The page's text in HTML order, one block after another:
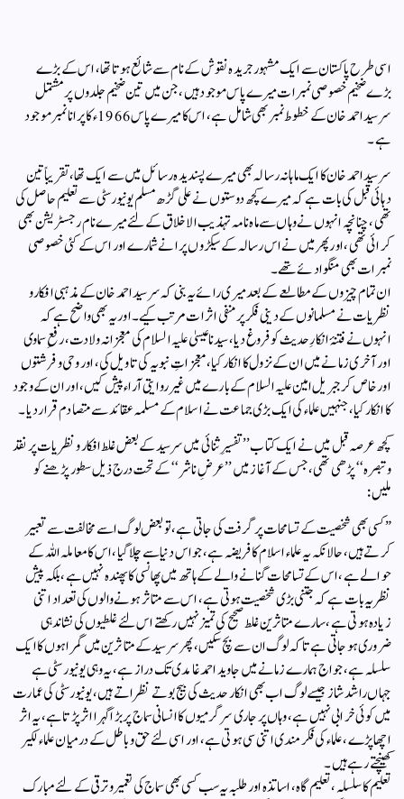
اسی طرح پاکستان سے ایک مشہور جریدہ نقوش کے نام سے شائع ہوتا تھا ، اس کے بڑے
بڑے ضخیم خصوصی نمبرات میرے پاس موجود ہیں ، جن میں تین ضخیم جلدوں پر مشتمل
سرسید احمد خان کے خطوط نمبر بھی شامل ہے ، اس کا میرے پاس 1966ء کا پرانا نمبر موجود
ہے ۔
سرسید احمد خان کا ایک ماہانہ رسالہ بھی میرے پسندیدہ رسائل میں سے ایک تھا ، تقریباً تین
دہائی قبل کی بات ہے کہ میرے کچھ دوستوں نے علی گڑھ مسلم یونیورسٹی سے تعلیم حاصل کی
تھی ، چنانچہ انہوں نے وہاں سے ماہ نامہ تہذیب الاخلاق کے لئے میرے نام رجسٹریشن بھی
کرائی تھی ، اور پھر میں نے اس رسالہ کے سیکڑوں پرانے شمارے اور اس کے کئی خصوصی
نمبرات بھی منگوا دئے تھے ۔
ان تمام چیزوں کے مطالعے کے بعد میری رائے یہ بنی کہ سرسید احمد خان کے مذہبی افکار و
نظریات نے مسلمانوں کے دینی فکر پر منفی اثرات مرتب کیے۔ اور یہ بھی واضح ہے کہ
انہوں نے فتنۂ انکارِ حدیث کو فروغ دیا، سیدنا عیسیٰ علیہ السلام کی معجزانہ ولادت، رفعِ سماوی
اور آخری زمانے میں ان کے نزول کا انکار کیا، معجزاتِ نبویہ کی تاویل کی، اور وحی و فرشتوں
اور خاص کر جبریل امین علیہ السلام کے بارے میں غیر روایتی آراء پیش کیں، اور ان کے وجود
کا انکار کیا ، جنہیں علماء کی ایک بڑی جماعت نے اسلام کے مسلمہ عقائد سے متصادم قرار دیا۔
کچھ عرصہ قبل میں نے ایک کتاب ’’تفسیرِ ثنائی میں سرسید کے بعض غلط افکار و نظریات پر نقد
و تبصرہ‘‘ پڑھی تھی ، جس کے آغاز میں ’’عرضِ ناشر‘‘ کے تحت درج ذیل سطور پڑھنے کو
ملیں:
” کسی بھی شخصیت کے تسامحات پر گرفت کی جاتی ہے ، تو بعض لوگ اسے مخالفت سے تعبیر
کرتے ہیں ، حالانکہ یہ علماء اسلام کا فریضہ ہے ، جو اس دنیا سے چلا گیا ، اس کا معاملہ اللہ کے
حوالے ہے ، اس کے تسامحات گنانے والے کے ہاتھ میں پھانسی کا پھندہ نہیں ہے ، بلکہ پیش
نظر یہ بات ہے کہ جتنی بڑی شخصیت ہوتی ہے ، اس سے متاثر ہونے والوں کی تعداد اتنی
زیادہ ہوتی ہے ، سارے متاثرین غلط صحیح کی تمیز نہیں رکھتے اس لئے غلطیوں کی نشاندہی
ضروری ہو جاتی ہے تاکہ لوگ ان سے بچ سکیں ، پھر سر سید کے متاثرین میں گمراہوں کا ایک
سلسلہ ہے ، جو اج ہمارے زمانے میں جاوید احمد غامدی تک دراز ہے ، یہ وہی یونیورسٹی ہے
جہاں راشد شاز جیسے لوگ اب بھی انکار حدیث کی بیج بوتے نظر اتے ہیں ، یونیورسٹی کی عمارت
میں کوئی خرابی نہیں ہے ، وہاں پر جاری سرگرمیوں کا انسانی سماج پر بڑا گہرا اثر پڑتا ہے ، یہ اثر
اچھا پڑے ، علماء کی فکر مندی اتنی سی ہوتی ہے ، اور اسی لئے حق و باطل کے درمیان علماء لکیر
کھینچتے رہے ہیں ۔
تعلیم کا سلسلہ ، تعلیم گاہ ، اساتذہ اور طلبہ یہ سب کسی بھی سماج کی تعمیر و ترقی کے لئے مبارک